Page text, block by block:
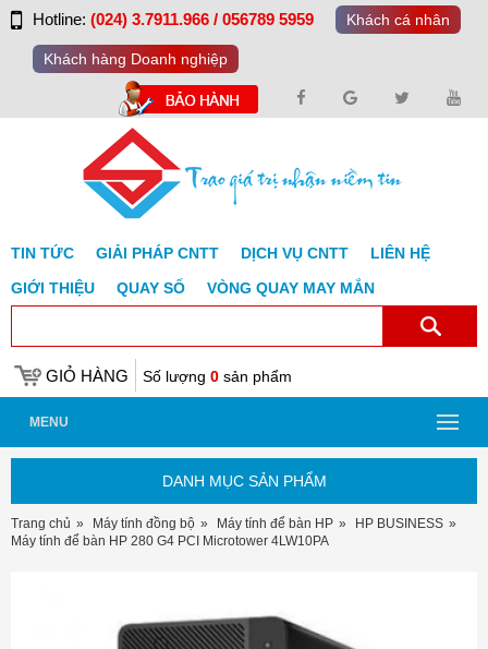
Hotline: (024) 3.7911.966 / 056789 5959 Khách cá nhân
Khách hàng Doanh nghiệp
TIN TỨC GIẢI PHÁP CNTT DỊCH VỤ CNTT
LIÊN HỆ
GIỚI THIỆU
QUAY SỐ VÒNG QUAY MAY MẮN
GIỎ HÀNG Số lượng 0 sản phẩm
MENU
DANH MỤC SẢN PHẨM
Trang chủ Máy tính đồng bộ Máy tính để bàn HP
HP BUSINESS
Máy tính để bàn HP 280 G4 PCI Microtower 4LW10PA